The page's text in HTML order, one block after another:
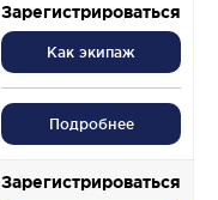
Зарегистрироваться
Как экипаж
Подробнее
Зарегистрироваться